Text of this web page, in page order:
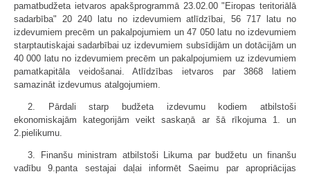
pamatbudžeta ietvaros apakš­programmā 23.02.00 "Eiropas teritoriālā
sadarbība" 20 240 latu no izdevumiem atlīdzībai, 56 717 latu no
izdevumiem precēm un pakalpojumiem un 47 050 latu no izdevumiem
starptautiskajai sadarbībai uz izdevumiem subsīdijām un dotācijām un
40 000 latu no izdevumiem precēm un pakalpojumiem uz izdevumiem
pamatkapitāla veidošanai. Atlīdzības ietvaros par 3868 latiem
samazināt izdevumus atalgojumiem.
2. Pārdali starp budžeta izdevumu kodiem atbilstoši
ekonomiskajām kategorijām veikt saskaņā ar šā rīkojuma 1. un
2.pielikumu.
3. Finanšu ministram atbilstoši Likuma par budžetu un finanšu
vadību 9.panta sestajai daļai informēt Saeimu par apropriācijas